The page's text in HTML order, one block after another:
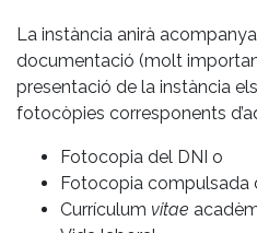
La instància anirà
documentació (molt
presentació de la instància
fotocòpies corresponents
Fotocopia del DNI o
Fotocopia compulsada
Currículum vitae